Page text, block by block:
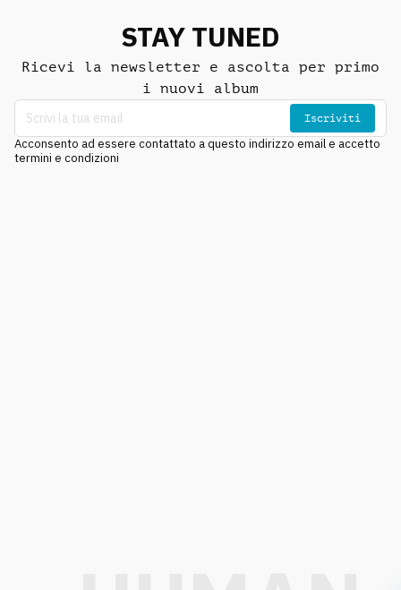
STAY TUNED
Ricevi la newsletter e ascolta per primo
i nuovi album
Iscriviti
Acconsento ad essere contattato a questo indirizzo email e accetto
termini e condizioni